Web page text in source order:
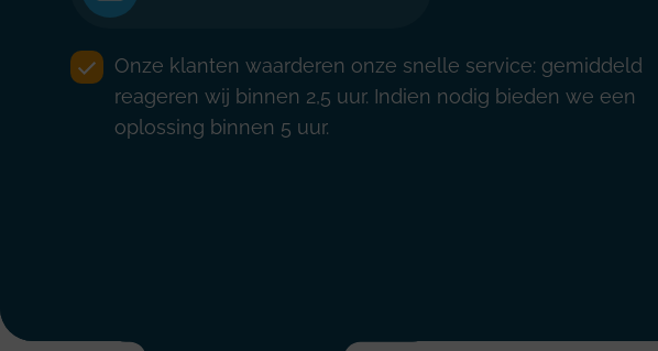
Onze klanten waarderen onze snelle service: gemiddeld
reageren wij binnen 2,5 uur. Indien nodig bieden we een
oplossing binnen 5 uur.